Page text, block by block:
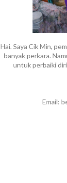
Hai. Saya Cik Min,
banyak perkara.
untuk perbaiki
Email: